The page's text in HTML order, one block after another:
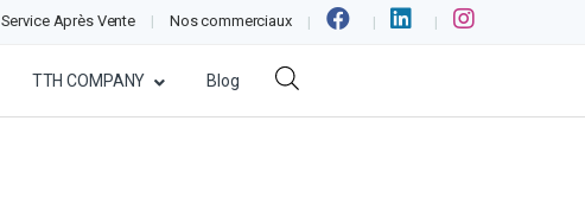
Service Après Vente Nos commerciaux
TTH COMPANY Blog